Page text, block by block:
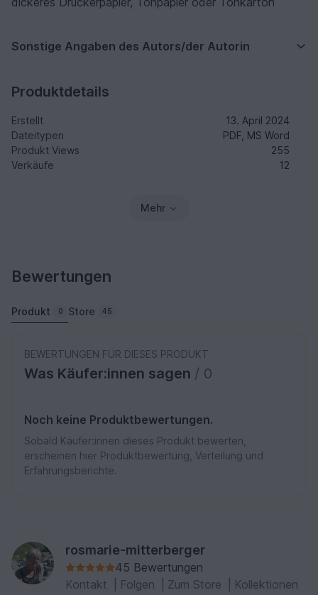
Sonstige Angaben des Autors/der Autorin
Produktdetails
Erstellt
13. April 2024
Dateitypen
PDF, MS Word
Produkt Views
255
Verkäufe
12
Mehr
Bewertungen
Produkt 0 Store 45
BEWERTUNGEN FÜR DIESES PRODUKT
Was Käufer:innen sagen / 0
Noch keine Produktbewertungen.
Sobald Käufer:innen dieses Produkt bewerten,
erscheinen hier Produktbewertung, Verteilung und
Erfahrungsberichte.
rosmarie-mitterberger
45 Bewertungen
Kontakt
Folgen Zum Store Kollektionen